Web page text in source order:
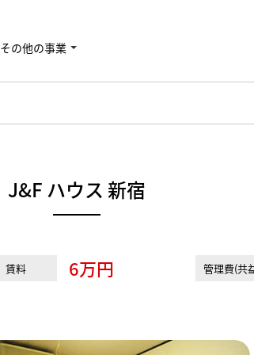
その他の事業
J&F ハウス 新宿
賃料 6万円 管理費(共